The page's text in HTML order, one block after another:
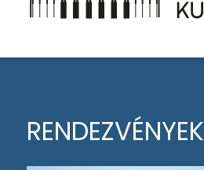
RENDEZVÉNYEK